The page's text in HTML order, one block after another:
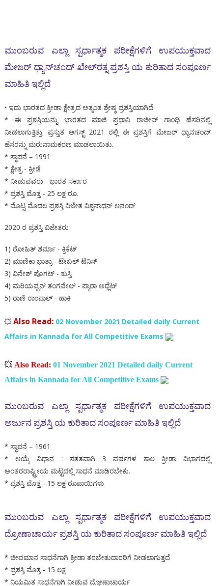
ಮುಂಬರುವ ಎಲ್ಲಾ ಸ್ಪರ್ಧಾತ್ಮಕ ಪರೀಕ್ಷೆಗಳಿಗೆ ಉಪಯುಕ್ತವಾದ
ಮೇಜರ್ ಧ್ಯಾನ್‌ಚಂದ್ ಖೇಲ್‌ರತ್ನ ಪ್ರಶಸ್ತಿ ಯ ಕುರಿತಾದ ಸಂಪೂರ್ಣ
ಮಾಹಿತಿ ಇಲ್ಲಿದೆ
• ಇದು ಭಾರತದ ಕ್ರೀಡಾ ಕ್ಷೇತ್ರದ ಅತ್ಯಂತ ಶ್ರೇಷ್ಠ ಪ್ರಶಸ್ತಿಯಾಗಿದೆ
* ಈ ಪ್ರಶಸ್ತಿಯನ್ನು ಭಾರತದ ಮಾಜಿ ಪ್ರಧಾನಿ ರಾಜೀವ್ ಗಾಂಧಿ ಹೆಸರಿನಲ್ಲಿ
ನೀಡಲಾಗುತ್ತಿತ್ತು. ಪ್ರಸ್ತುತ ಆಗಸ್ಟ್ 2021 ರಲ್ಲಿ ಈ ಪ್ರಶಸ್ತಿಗೆ ಮೇಜರ್ ಧ್ಯಾನಚಂದ್
ಹೆಸರನ್ನು ಮರುನಾಮಕರಣ ಮಾಡಲಾಯಿತು.
* ಸ್ಥಾಪನೆ – 1991
* ಕ್ಷೇತ್ರ - ಕ್ರೀಡೆ
* ನೀಡುವವರು - ಭಾರತ ಸರ್ಕಾರ
* ಪ್ರಶಸ್ತಿ ಮೊತ್ತ - 25 ಲಕ್ಷ ರೂ.
* ಮೊಟ್ಟ ಮೊದಲ ಪ್ರಶಸ್ತಿ ವಿಜೇತ ವಿಶ್ವನಾಥನ್ ಆನಂದ್
2020 ರ ಪ್ರಶಸ್ತಿ ವಿಜೇತರು
1) ರೋಹಿತ್ ಶರ್ಮಾ - ಕ್ರಿಕೆಟ್
2) ಮಾಣಿಕಾ ಭಾತ್ರಾ - ಟೇಬಲ್ ಟೆನಿಸ್
3) ವಿನೇಶ್ ಪೊಗಟ್ - ಕುಸ್ತಿ
4) ಮರಿಯಪ್ಪನ್ ತಂಗವೇಲ್ - ಪ್ಯಾರಾ ಅಥ್ಲೆಟ್
5) ರಾಣಿ ರಾಂಪಾಲ್ - ಹಾಕಿ
💥 Also Read: 02 November 2021 Detailed daily Current
Affairs in Kannada for All Competitive Exams
💥 Also Read: 01 November 2021 Detailed daily Current
Affairs in Kannada for All Competitive Exams
ಮುಂಬರುವ ಎಲ್ಲಾ ಸ್ಪರ್ಧಾತ್ಮಕ ಪರೀಕ್ಷೆಗಳಿಗೆ ಉಪಯುಕ್ತವಾದ
ಅರ್ಜುನ ಪ್ರಶಸ್ತಿ ಯ ಕುರಿತಾದ ಸಂಪೂರ್ಣ ಮಾಹಿತಿ ಇಲ್ಲಿದೆ
* ಸ್ಥಾಪನೆ – 1961
* ಆಯ್ಕೆ ವಿಧಾನ : ಸತತವಾಗಿ 3 ವರ್ಷಗಳ ಕಾಲ ಕ್ರೀಡಾ ವಿಭಾಗದಲ್ಲಿ
ಅಂತರರಾಷ್ಟ್ರೀಯ ಮಟ್ಟದಲ್ಲಿ ಸಾಧನೆ ಮಾಡಿರಬೇಕು.
* ಪ್ರಶಸ್ತಿ ಮೊತ್ತ - 15 ಲಕ್ಷ ರೂಪಾಯಿಗಳು
ಮುಂಬರುವ ಎಲ್ಲಾ ಸ್ಪರ್ಧಾತ್ಮಕ ಪರೀಕ್ಷೆಗಳಿಗೆ ಉಪಯುಕ್ತವಾದ
ದ್ರೋಣಾಚಾರ್ಯ ಪ್ರಶಸ್ತಿ ಯ ಕುರಿತಾದ ಸಂಪೂರ್ಣ ಮಾಹಿತಿ ಇಲ್ಲಿದೆ
* ಜೀವಮಾನ ಸಾಧನೆಗಾಗಿ ಕ್ರೀಡಾ ತರಬೇತುದಾರರಿಗೆ ನೀಡಲಾಗುತ್ತದೆ
* ಪ್ರಶಸ್ತಿ ಮೊತ್ತ - 15 ಲಕ್ಷ
* ನಿಯಮಿತ ಸಾಧನೆಗಾಗಿ ನೀಡುವ ದ್ರೋಣಾಚಾರ್ಯ